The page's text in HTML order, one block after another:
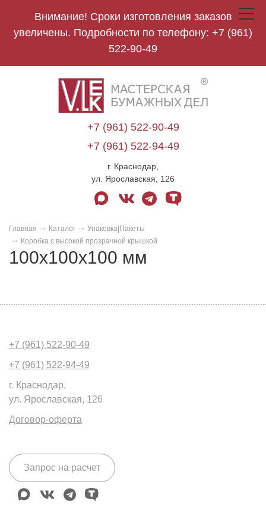
Внимание! Сроки изготовления заказов
увеличены. Подробности по телефону: +7 (961)
522-90-49
V.Lek
logo
+7 (961) 522-90-49
+7 (961) 522-94-49
г. Краснодар,
ул. Ярославская, 126
max vk telegramtenchat
Toggle
Главная Каталог
Упаковка|Пакеты
Коробка с высокой прозрачной крышкой
100х100х100 мм
+7 (961) 522-90-49
+7 (961) 522-94-49
г. Краснодар,
ул. Ярославская, 126
Договор-оферта
Запрос на расчет
max telegram
tenchat